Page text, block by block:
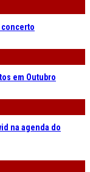
em Outubro
na agenda do